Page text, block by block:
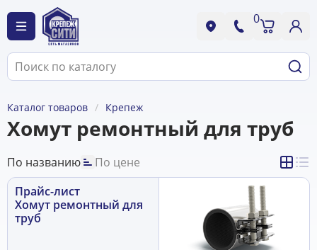
0
Каталог товаров Крепеж
Хомут ремонтный для труб
По названию
По цене
Прайс-лист
Хомут ремонтный для
труб